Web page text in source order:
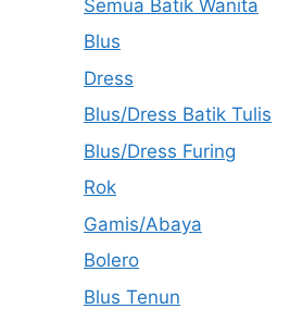
Semua Batik Wanita
Blus
Dress
Blus/Dress Batik Tulis
Blus/Dress Furing
Rok
Gamis/Abaya
Bolero
Blus Tenun